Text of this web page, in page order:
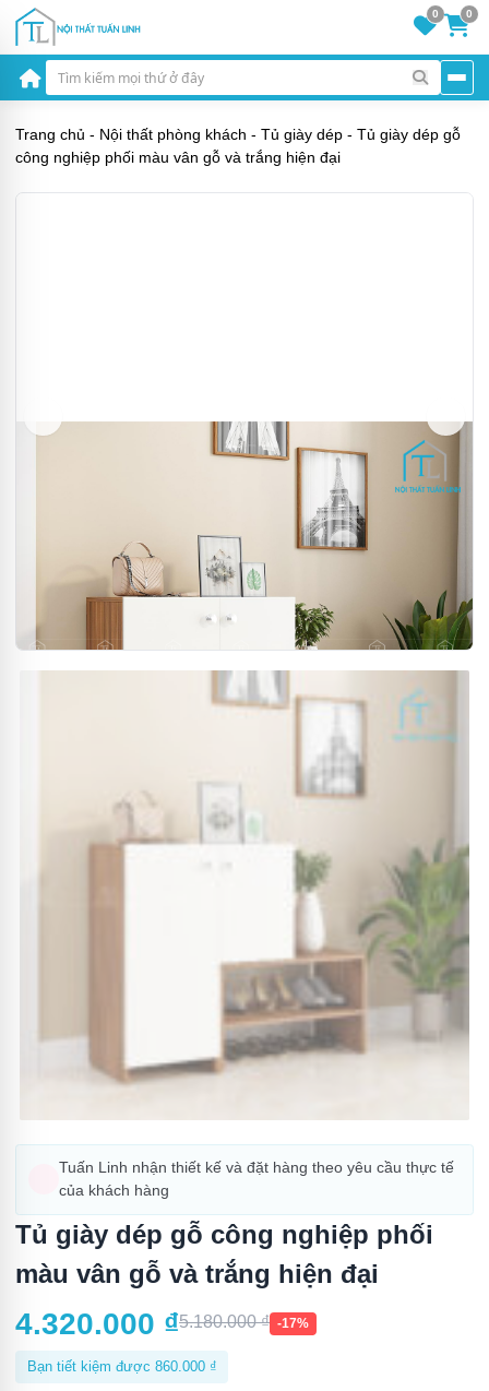
0 0
Trang chủ - Nội thất phòng khách - Tủ giày dép - Tủ giày dép gỗ
công nghiệp phối màu vân gỗ và trắng hiện đại
Tuấn Linh nhận thiết kế và đặt hàng theo yêu cầu thực tế
của khách hàng
Tủ giày dép gỗ công nghiệp phối
màu vân gỗ và trắng hiện đại
4.320.000 ₫5.180.000₫ -17%
Bạn tiết kiệm được 860.000 ₫